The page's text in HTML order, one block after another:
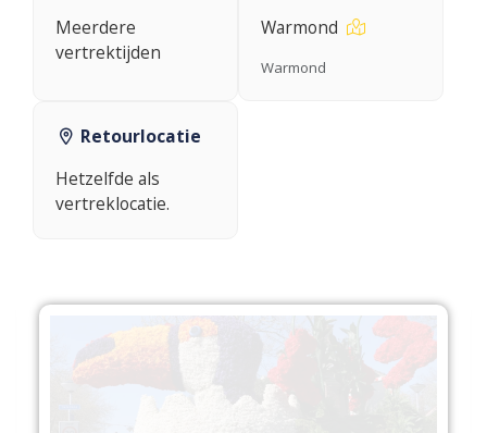
Meerdere
vertrektijden
Warmond
Warmond
Retourlocatie
Hetzelfde als
vertreklocatie.